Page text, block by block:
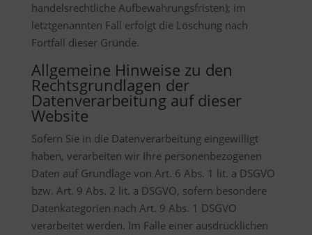
handelsrechtliche Aufbewahrungsfristen); im
letztgenannten Fall erfolgt die Löschung nach
Fortfall dieser Gründe.
Allgemeine Hinweise zu den
Rechtsgrundlagen der
Datenverarbeitung auf dieser
Website
Sofern Sie in die Datenverarbeitung eingewilligt
haben, verarbeiten wir Ihre personenbezogenen
Daten auf Grundlage von Art. 6 Abs. 1 lit. a DSGVO
bzw. Art. 9 Abs. 2 lit. a DSGVO, sofern besondere
Datenkategorien nach Art. 9 Abs. 1 DSGVO
verarbeitet werden. Im Falle einer ausdrücklichen